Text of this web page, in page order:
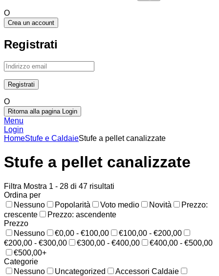
O
Crea un account
Registrati
O
Ritorna alla pagina Login
Menu
Login
HomeStufe e CaldaieStufe a pellet canalizzate
Stufe a pellet canalizzate
Filtra Mostra 1 - 28 di 47 risultati
Ordina per
Nessuno
Popolarità Voto medio Novità
Prezzo:
crescente
Prezzo: ascendente
Prezzo
Nessuno
€0,00 - €100,00
€100,00 - €200,00
€200,00 - €300,00
€300,00 - €400,00
€400,00 - €500,00
€500,00+
Categorie
Nessuno
Uncategorized
Accessori Caldaie